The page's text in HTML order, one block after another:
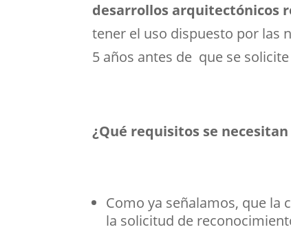
desarrollos arquitectónicos
tener el uso dispuesto por las
5 años antes de que se
¿Qué requisitos se
Como ya señalamos, que la
la solicitud de